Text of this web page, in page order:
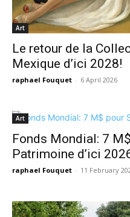
Art
Le retour de la
Mexique d’ici 2028!
raphael Fouquet - 6 April 2026
Art
Fonds Mondial: 7
Patrimoine d’ici
raphael Fouquet - 11 February